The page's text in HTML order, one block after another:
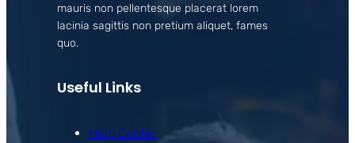
mauris non pellentesque placerat lorem
lacinia sagittis non pretium aliquet, fames
quo.
Useful Links
Help Center